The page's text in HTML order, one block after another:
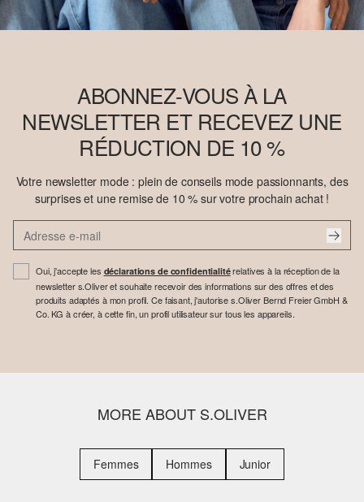
ABONNEZ-VOUS À LA
NEWSLETTER ET RECEVEZ UNE
RÉDUCTION DE 10 %
Votre newsletter mode : plein de conseils mode passionnants, des
surprises et une remise de 10 % sur votre prochain achat !
Oui, j'accepte les déclarations de confidentialitérelatives à la réception de la
newsletter s.Oliver et souhaite recevoir des informations sur des offres et des
produits adaptés à mon profil. Ce faisant, j'autorise s.Oliver Bernd Freier GmbH &
Co. KG à créer, à cette fin, un profil utilisateur sur tous les appareils.
MORE ABOUT S.OLIVER
Femmes Hommes Junior